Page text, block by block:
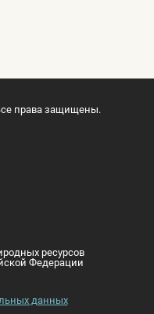
права защищены.
ресурсов
Федерации
данных